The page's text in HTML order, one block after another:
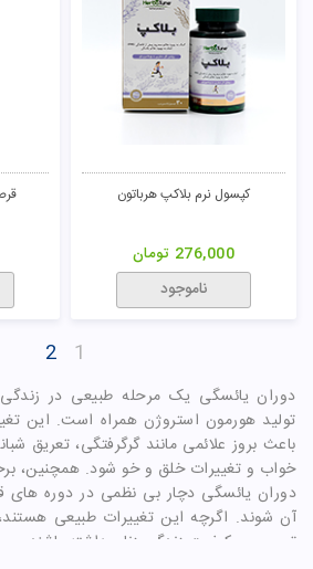
کپسول نرم بلاکپ هرباتون
276,000 تومان
ناموجود
1
2
دوران یائسگی یک مرحله طبیعی در
تولید هورمون استروژن همراه است. این
باعث بروز علائمی مانند گرگرفتگی، تعریق
خواب و تغییرات خلق و خو شود. همچنین،
دوران یائسگی دچار بی نظمی در دوره های
آن شوند. اگرچه این تغییرات طبیعی هستند،
توجهی بر کیفیت زندگی زنان داشته باشند.